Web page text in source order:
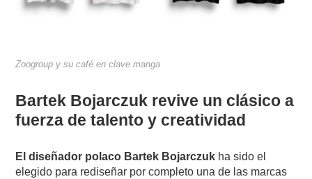
Zoogroup y su café en clave manga
Bartek Bojarczuk revive un clásico a
fuerza de talento y creatividad
El diseñador polaco Bartek Bojarczuk ha sido el
elegido para rediseñar por completo una de las marcas